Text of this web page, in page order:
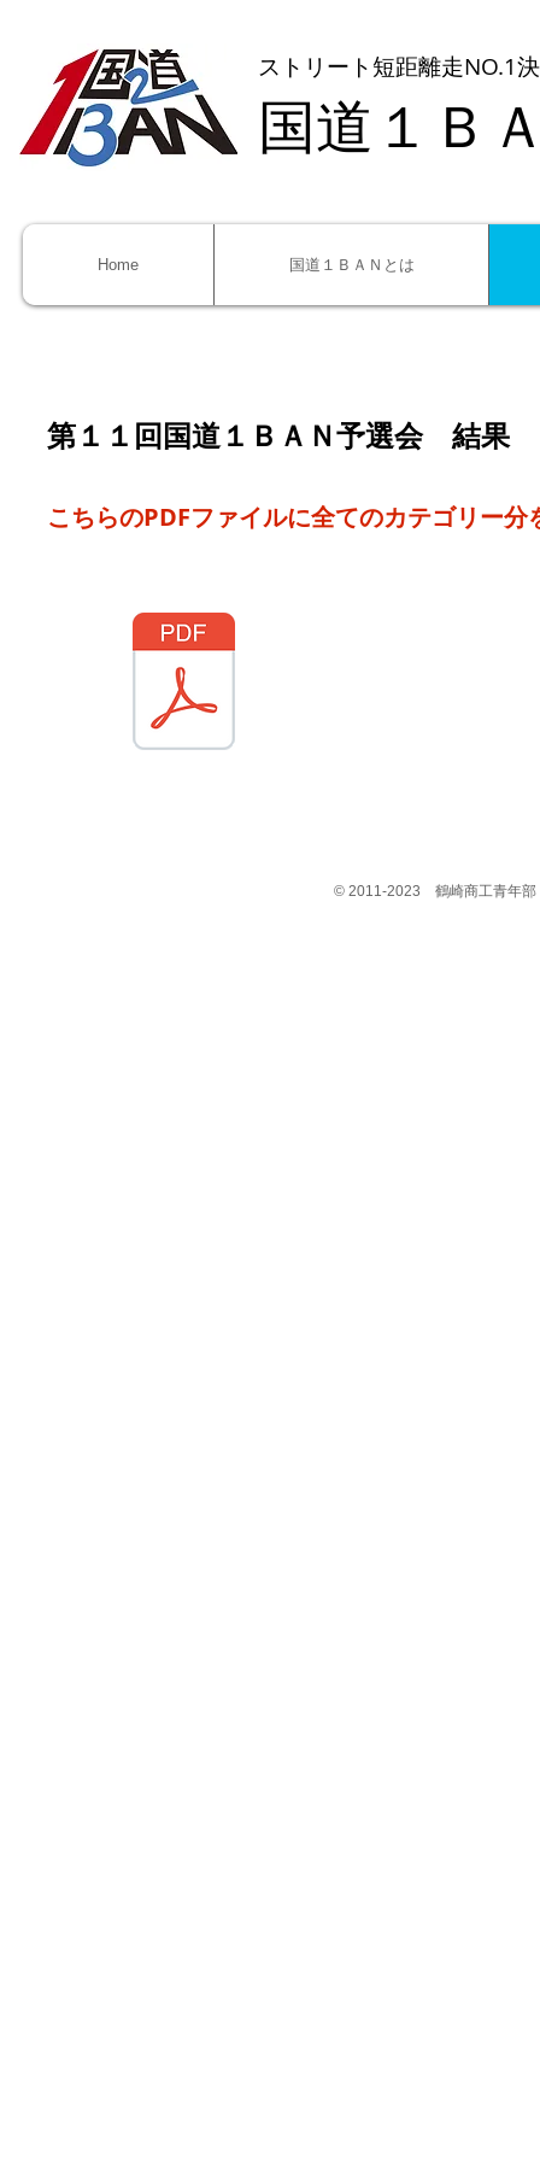
ストリート短距離走NO.1
国道１Ｂ
Home 国道１ＢＡＮとは
第１１回国道１ＢＡＮ予選会 結
こちらのPDFファイルに全てのカテゴリー分
© 2011-2023 鶴崎商工青年